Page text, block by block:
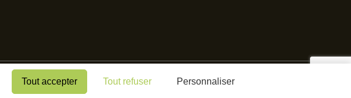
CookiesTout accepter Tout refuser Personnaliser